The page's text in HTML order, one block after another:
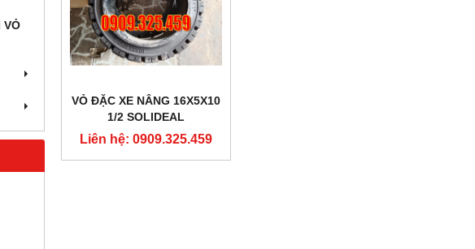
VỎ
VỎ ĐẶC XE NÂNG 16X5X10
1/2 SOLIDEAL
Liên hệ: 0909.325.459